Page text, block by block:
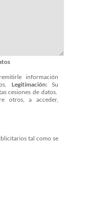
información
Legitimación:Su
cesiones de datos.
otros, a acceder,
tal como se